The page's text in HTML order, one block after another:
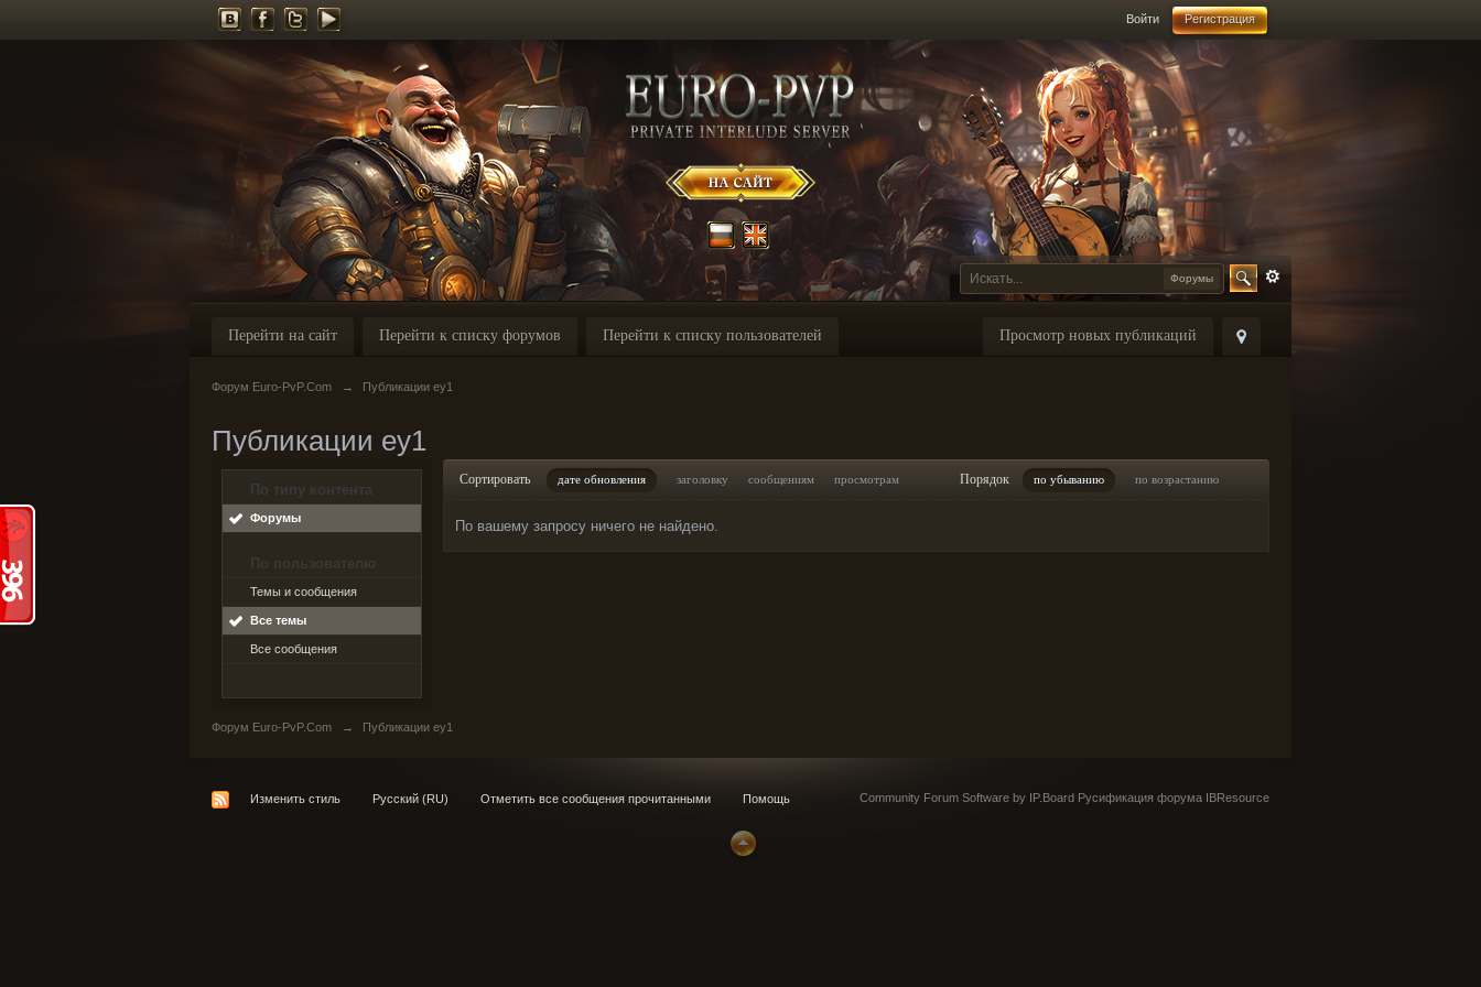
Войти Регистрация
Форумы
Просмотр новых публикаций
Перейти на сайт Перейти к списку форумов Перейти к списку пользователей
Форум Euro-PvP.Com → Публикации ey1
Публикации ey1
По типу контента
Форумы
По пользователю
Темы и сообщения
Все темы
Все сообщения
Сортировать дате обновления заголовку сообщениям просмотрам Порядок по убыванию по возрастанию
По вашему запросу ничего не найдено.
Форум Euro-PvP.Com → Публикации ey1
Изменить стиль Русский (RU) Отметить все сообщения прочитанными Помощь Community Forum Software by IP.Board Русификация форума IBResource